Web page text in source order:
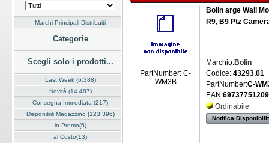
Marchi Principali Distribuiti
Categorie
Scegli solo i prodotti...
Last Week (6.388)
Novità (14.487)
Consegna Immediata (217)
Disponibili Magazzino (123.396)
in Promo(5)
al Costo(13)
PartNumber: C-
WM3B
Bolin arge Wall
R9, B9 Ptz
Marchio:Bolin
Codice: 43293.01
PartNumber:C-
EAN:
Ordinabile
Notifica